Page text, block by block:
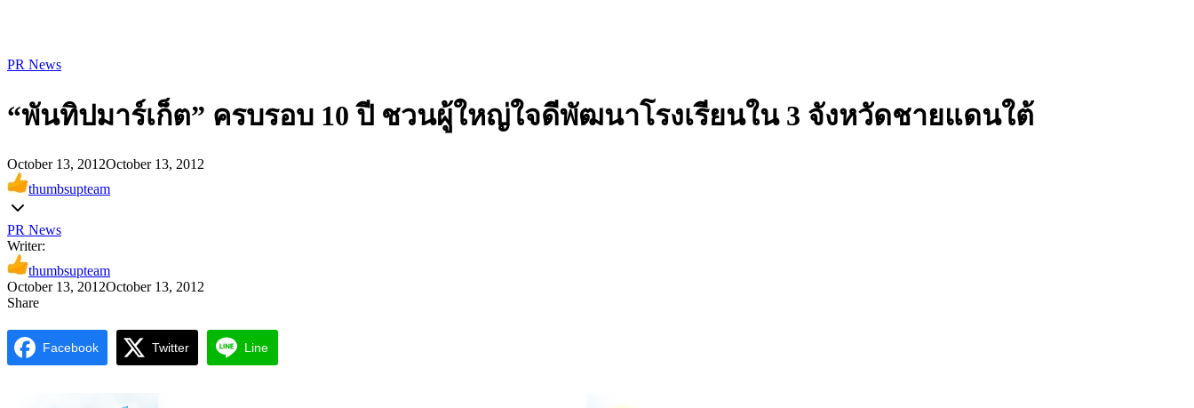
PR News
“พันทิปมาร์เก็ต” ครบรอบ 10 ปี ชวนผู้ใหญ่ใจดีพัฒนาโรงเรียนใน 3 จังหวัดชายแดนใต้
October 13, 2012October 13, 2012
thumbsupteam
PR News
Writer:
thumbsupteam
October 13, 2012October 13, 2012
Share
Facebook Twitter Line